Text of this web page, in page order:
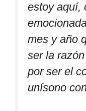
estoy aquí,
mes y año
ser la
por ser el
unísono